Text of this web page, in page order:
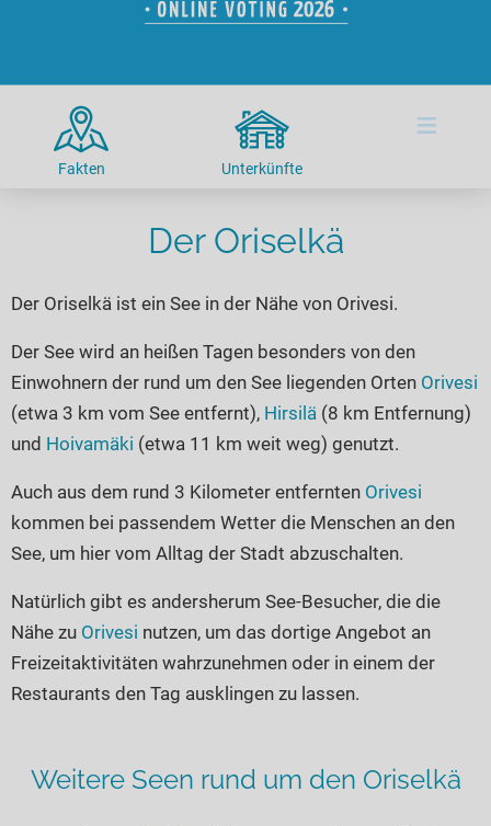
Radtouren am See
Kitesurfen
Kanu- & Kajaktouren
Badeseen in Deutschland
Romantik Hotels
Urlaub an der Küste
Unterkünfte
Hotels am See
Ferienwohnungen
Kanu- & Kajak-Urlaub
Wanderurlaub
Bikeurlaub
Auszeit & Wellness
Camping am See
Top-Hotels
Wellness-Hotels
Biohotels
Ausgefallenes
Häuser auf dem Wasser
Hundefreundliche Unterkünfte
Glamping
Seen in Deutschland
Seen in Europa
Überwachte Badestellen
Unsere See-Highlights
Deutschlands schönste Seen
Top Seen nach Bundesländern
Top Seen nach Regionen
Deutschlands Lieblingsseen
Seen in Europa
Österreich
Frankreich
Niederlande
Schweden
alle Länder…
Fakten Unterkünfte
≡
Der Oriselkä
Der Oriselkä ist ein See in der Nähe von Orivesi.
Der See wird an heißen Tagen besonders von den
Einwohnern der rund um den See liegenden Orten Orivesi
(etwa 3 km vom See entfernt), Hirsilä (8 km Entfernung)
und Hoivamäki (etwa 11 km weit weg) genutzt.
Auch aus dem rund 3 Kilometer entfernten Orivesi
kommen bei passendem Wetter die Menschen an den
See, um hier vom Alltag der Stadt abzuschalten.
Natürlich gibt es andersherum See-Besucher, die die
Nähe zu Orivesi nutzen, um das dortige Angebot an
Freizeitaktivitäten wahrzunehmen oder in einem der
Restaurants den Tag ausklingen zu lassen.
Weitere Seen rund um den Oriselkä